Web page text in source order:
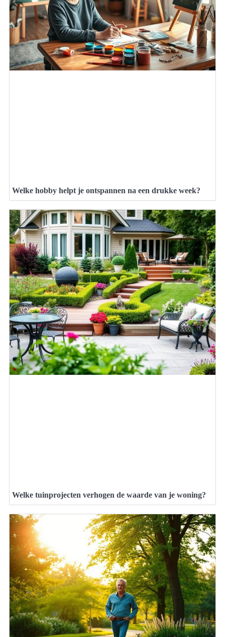
Welke hobby helpt je ontspannen na een drukke week?
Welke tuinprojecten verhogen de waarde van je woning?